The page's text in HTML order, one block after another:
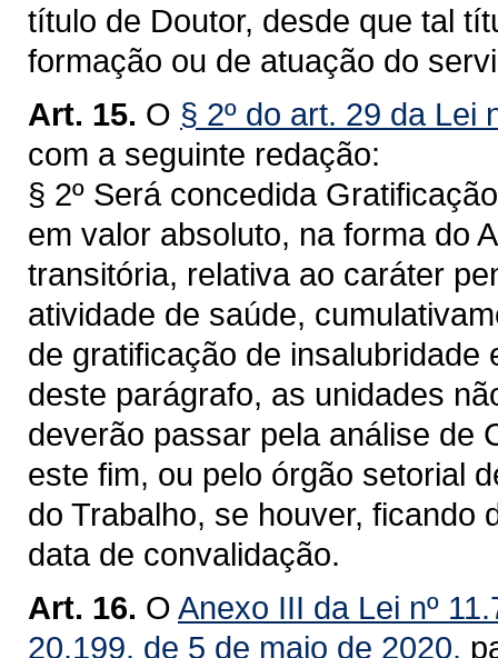
título de Doutor, desde que tal
formação ou de atuação do
Art. 15. O § 2º do art. 29 da Lei
com a seguinte redação:
§ 2º Será concedida
em valor absoluto, na forma do
transitória, relativa ao caráter
atividade de saúde,
de gratificação de
deste parágrafo, as unidades
deverão passar pela análise de
este fim, ou pelo órgão setorial
do Trabalho, se houver, ficando
data de convalidação.
Art. 16. O Anexo III da Lei nº
20.199, de 5 de maio de 2020,